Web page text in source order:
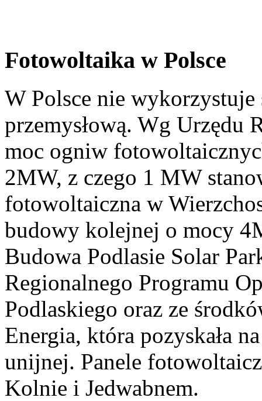
Fotowoltaika w Polsce
W Polsce nie
przemysłową. Wg Urzędu
moc ogniw
2MW, z czego 1 MW
fotowoltaiczna w
budowy kolejnej o mocy
Budowa Podlasie Solar
Regionalnego Programu
Podlaskiego oraz ze
Energia, która pozyskała
unijnej. Panele
Kolnie i Jedwabnem.